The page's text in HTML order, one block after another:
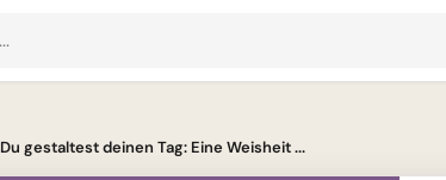
Du gestaltest deinen Tag: Eine Weisheit ...